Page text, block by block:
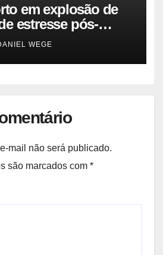
em explosão de
estresse pós-
‘colapso’ dos
WEGE
mail não será publicado.
são marcados com *